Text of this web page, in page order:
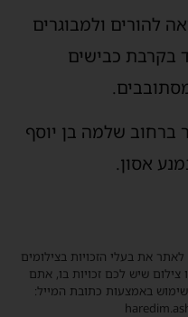
להורים ולמבוגרים
בקרבת כבישים
ברחוב שלמה בן יוסף
אסון.
את בעלי הזכויות בצילומים
צילום שיש לכם זכויות בו, אתם
באמצעות כתובת המייל: